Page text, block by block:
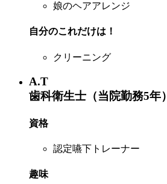
娘のヘアアレンジ
自分のこれだけは！
クリーニング
A.T
歯科衛生士（当院勤務5年）
資格
認定嚥下トレーナー
趣味